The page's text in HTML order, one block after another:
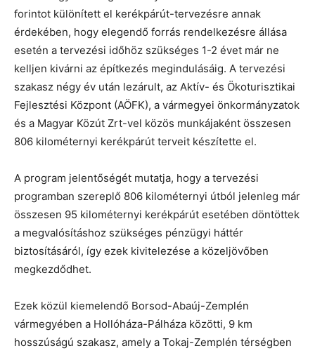
forintot különített el kerékpárút-tervezésre annak
érdekében, hogy elegendő forrás rendelkezésre állása
esetén a tervezési időhöz szükséges 1-2 évet már ne
kelljen kivárni az építkezés megindulásáig. A tervezési
szakasz négy év után lezárult, az Aktív- és Ökoturisztikai
Fejlesztési Központ (AÖFK), a vármegyei önkormányzatok
és a Magyar Közút Zrt-vel közös munkájaként összesen
806 kilométernyi kerékpárút terveit készítette el.
A program jelentőségét mutatja, hogy a tervezési
programban szereplő 806 kilométernyi útból jelenleg már
összesen 95 kilométernyi kerékpárút esetében döntöttek
a megvalósításhoz szükséges pénzügyi háttér
biztosításáról, így ezek kivitelezése a közeljövőben
megkezdődhet.
Ezek közül kiemelendő Borsod-Abaúj-Zemplén
vármegyében a Hollóháza-Pálháza közötti, 9 km
hosszúságú szakasz, amely a Tokaj-Zemplén térségben